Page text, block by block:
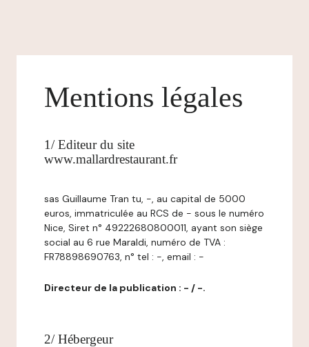
Mentions légales
1/ Editeur du site
www.mallardrestaurant.fr
sas Guillaume Tran tu, -, au capital de 5000
euros, immatriculée au RCS de - sous le numéro
Nice, Siret n° 49222680800011, ayant son siège
social au 6 rue Maraldi, numéro de TVA :
FR78898690763, n° tel : -, email : -
Directeur de la publication : - / -.
2/ Hébergeur